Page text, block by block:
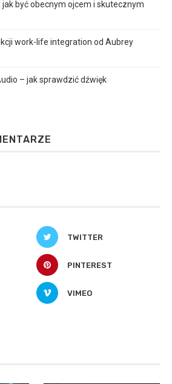
jak być obecnym ojcem i skutecznym
work-life integration od Aubrey
– jak sprawdzić dźwięk
TWITTER
PINTEREST
VIMEO